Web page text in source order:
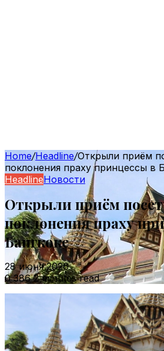
Home/Headline/Открыли приём
поклонения праху принцессы в
HeadlineНовости
Открыли приём
поклонения праху
Бангкоке
28 июня 2026
03862 minutes read